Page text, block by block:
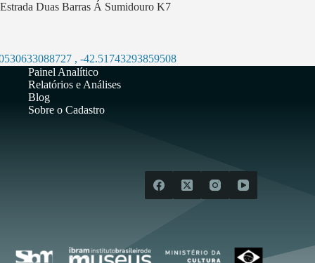
Estrada Duas Barras Á Sumidouro K7
, -42.51743293859508
Painel Analítico
Relatórios e Análises
Blog
Sobre o Cadastro